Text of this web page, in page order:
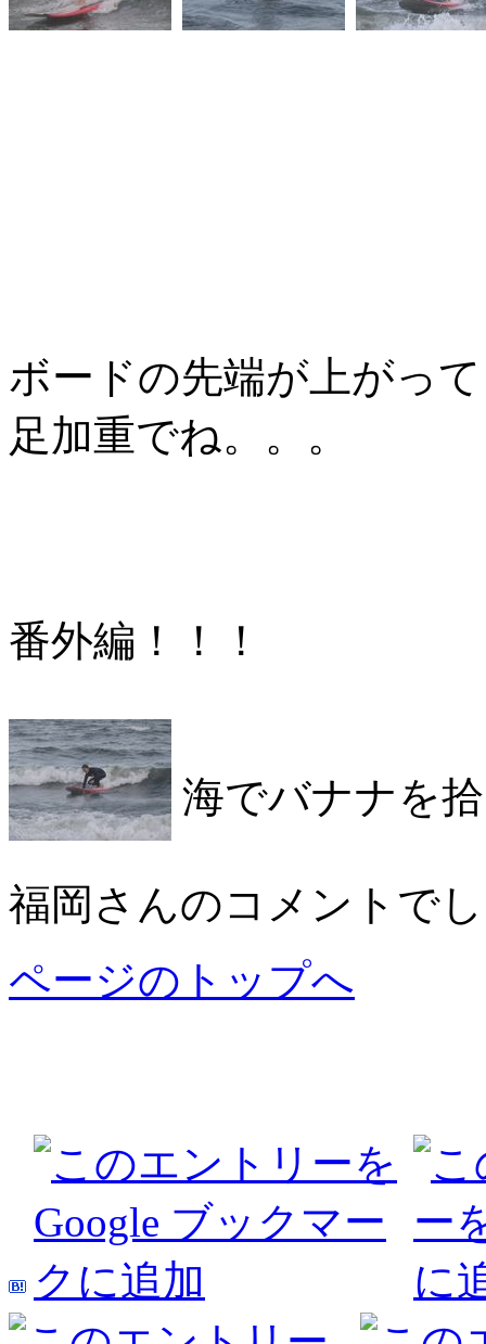
ボードの先端が上がっ
足加重でね。。。
番外編！！！
海でバナナを
福岡さんのコメントで
ページのトップへ